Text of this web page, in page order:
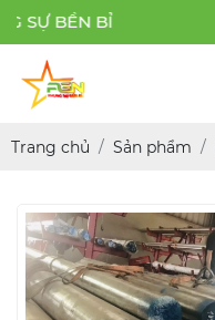
Trang chủ Sản phẩm